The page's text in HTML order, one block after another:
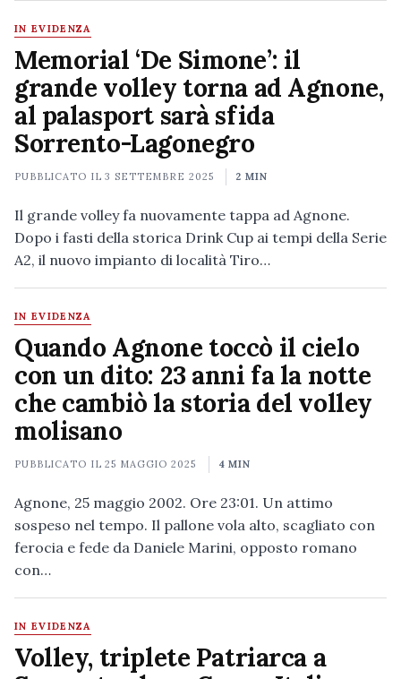
IN EVIDENZA
Memorial ‘De Simone’: il
grande volley torna ad Agnone,
al palasport sarà sfida
Sorrento-Lagonegro
PUBBLICATO IL3 SETTEMBRE 2025 2 MIN
Il grande volley fa nuovamente tappa ad Agnone.
Dopo i fasti della storica Drink Cup ai tempi della Serie
A2, il nuovo impianto di località Tiro…
IN EVIDENZA
Quando Agnone toccò il cielo
con un dito: 23 anni fa la notte
che cambiò la storia del volley
molisano
PUBBLICATO IL25 MAGGIO 2025 4 MIN
Agnone, 25 maggio 2002. Ore 23:01. Un attimo
sospeso nel tempo. Il pallone vola alto, scagliato con
ferocia e fede da Daniele Marini, opposto romano
con…
IN EVIDENZA
Volley, triplete Patriarca a